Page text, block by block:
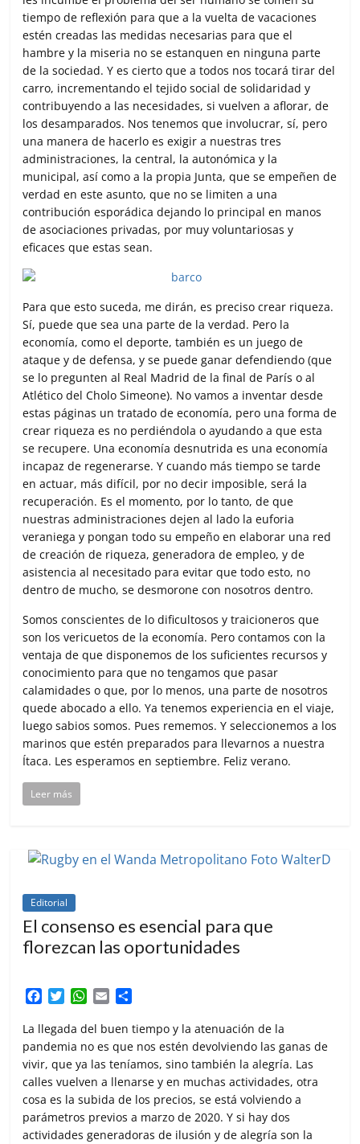
tiempo de reflexión para que a la vuelta de vacaciones
estén creadas las medidas necesarias para que el
hambre y la miseria no se estanquen en ninguna parte
de la sociedad. Y es cierto que a todos nos tocará tirar del
carro, incrementando el tejido social de solidaridad y
contribuyendo a las necesidades, si vuelven a aflorar, de
los desamparados. Nos tenemos que involucrar, sí, pero
una manera de hacerlo es exigir a nuestras tres
administraciones, la central, la autonómica y la
municipal, así como a la propia Junta, que se empeñen de
verdad en este asunto, que no se limiten a una
contribución esporádica dejando lo principal en manos
de asociaciones privadas, por muy voluntariosas y
eficaces que estas sean.
Para que esto suceda, me dirán, es preciso crear riqueza.
Sí, puede que sea una parte de la verdad. Pero la
economía, como el deporte, también es un juego de
ataque y de defensa, y se puede ganar defendiendo (que
se lo pregunten al Real Madrid de la final de París o al
Atlético del Cholo Simeone). No vamos a inventar desde
estas páginas un tratado de economía, pero una forma de
crear riqueza es no perdiéndola o ayudando a que esta
se recupere. Una economía desnutrida es una economía
incapaz de regenerarse. Y cuando más tiempo se tarde
en actuar, más difícil, por no decir imposible, será la
recuperación. Es el momento, por lo tanto, de que
nuestras administraciones dejen al lado la euforia
veraniega y pongan todo su empeño en elaborar una red
de creación de riqueza, generadora de empleo, y de
asistencia al necesitado para evitar que todo esto, no
dentro de mucho, se desmorone con nosotros dentro.
Somos conscientes de lo dificultosos y traicioneros que
son los vericuetos de la economía. Pero contamos con la
ventaja de que disponemos de los suficientes recursos y
conocimiento para que no tengamos que pasar
calamidades o que, por lo menos, una parte de nosotros
quede abocado a ello. Ya tenemos experiencia en el viaje,
luego sabios somos. Pues rememos. Y seleccionemos a los
marinos que estén preparados para llevarnos a nuestra
Ítaca. Les esperamos en septiembre. Feliz verano.
Leer más
Editorial
El consenso es esencial para que
florezcan las oportunidades
c
e
b
o
k
i
t
t
e
r
W
a
t
s
A
p
p
a
i
l
m
p
a
r
t
r
La llegada del buen tiempo y la atenuación de la
pandemia no es que nos estén devolviendo las ganas de
vivir, que ya las teníamos, sino también la alegría. Las
calles vuelven a llenarse y en muchas actividades, otra
cosa es la subida de los precios, se está volviendo a
parámetros previos a marzo de 2020. Y si hay dos
actividades generadoras de ilusión y de alegría son la